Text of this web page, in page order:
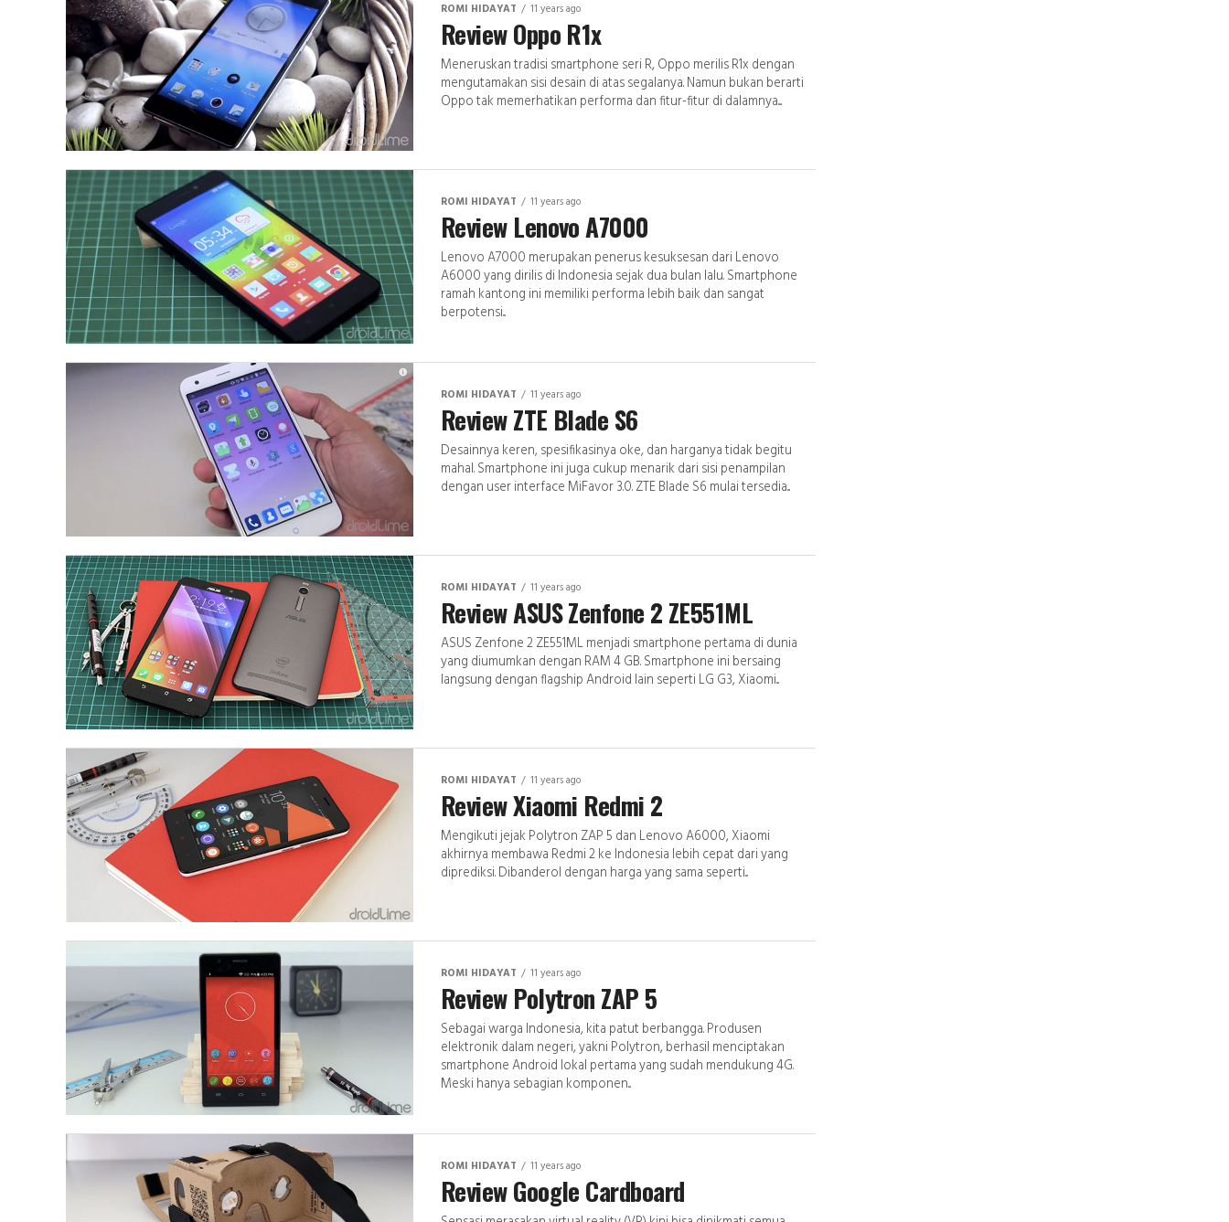
ROMI HIDAYAT 11 years ago
Review Oppo R1x
Meneruskan tradisi smartphone seri R, Oppo merilis R1x dengan
mengutamakan sisi desain di atas segalanya. Namun bukan berarti
Oppo tak memerhatikan performa dan fitur-fitur di dalamnya....
ROMI HIDAYAT 11 years ago
Review Lenovo A7000
Lenovo A7000 merupakan penerus kesuksesan dari Lenovo
A6000 yang dirilis di Indonesia sejak dua bulan lalu. Smartphone
ramah kantong ini memiliki performa lebih baik dan sangat
berpotensi...
ROMI HIDAYAT 11 years ago
Review ZTE Blade S6
Desainnya keren, spesifikasinya oke, dan harganya tidak begitu
mahal. Smartphone ini juga cukup menarik dari sisi penampilan
dengan user interface MiFavor 3.0. ZTE Blade S6 mulai tersedia...
ROMI HIDAYAT 11 years ago
Review ASUS Zenfone 2 ZE551ML
ASUS Zenfone 2 ZE551ML menjadi smartphone pertama di dunia
yang diumumkan dengan RAM 4 GB. Smartphone ini bersaing
langsung dengan flagship Android lain seperti LG G3, Xiaomi...
ROMI HIDAYAT 11 years ago
Review Xiaomi Redmi 2
Mengikuti jejak Polytron ZAP 5 dan Lenovo A6000, Xiaomi
akhirnya membawa Redmi 2 ke Indonesia lebih cepat dari yang
diprediksi. Dibanderol dengan harga yang sama seperti...
ROMI HIDAYAT 11 years ago
Review Polytron ZAP 5
Sebagai warga Indonesia, kita patut berbangga. Produsen
elektronik dalam negeri, yakni Polytron, berhasil menciptakan
smartphone Android lokal pertama yang sudah mendukung 4G.
Meski hanya sebagian komponen...
ROMI HIDAYAT 11 years ago
Review Google Cardboard